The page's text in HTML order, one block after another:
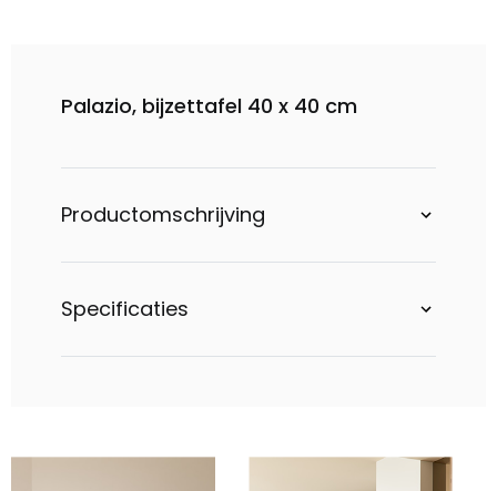
Palazio, bijzettafel 40 x 40 cm
Productomschrijving
Specificaties